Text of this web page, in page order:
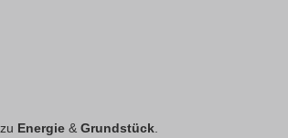
Energie & Grundstück.